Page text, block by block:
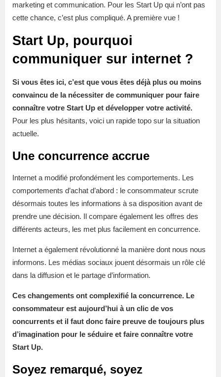
marketing et communication. Pour les Start Up qui n’ont pas
cette chance, c’est plus compliqué. A première vue !
Start Up, pourquoi
communiquer sur internet ?
Si vous êtes ici, c’est que vous êtes déjà plus ou moins
convaincu de la nécessiter de communiquer pour faire
connaître votre Start Up et développer votre activité.
Pour les plus hésitants, voici un rapide topo sur la situation
actuelle.
Une concurrence accrue
Internet a modifié profondément les comportements. Les
comportements d’achat d’abord : le consommateur scrute
désormais toutes les informations à sa disposition avant de
prendre une décision. Il compare également les offres des
différents acteurs, les met plus facilement en concurrence.
Internet a également révolutionné la manière dont nous nous
informons. Les médias sociaux jouent désormais un rôle clé
dans la diffusion et le partage d’information.
Ces changements ont complexifié la concurrence. Le
consommateur est aujourd’hui à un clic de vos
concurrents et il faut donc faire preuve de toujours plus
d’imagination pour le séduire et faire connaître votre
Start Up.
Soyez remarqué, soyez